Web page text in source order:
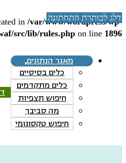
in /var/www/wordpress/wp-
src/lib/rules.php on line 1896
דלג לתוכן הראשי
דלג לכותרת התחתונה
מאגר הנתונים
כלים בסיסיים
כלים מתקדמים
חיפוש תצפיות
מה סביבך
חיפוש טקסונומי